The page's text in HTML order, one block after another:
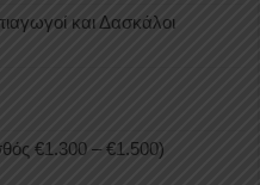
και Δασκάλοι
€1.300 – €1.500)